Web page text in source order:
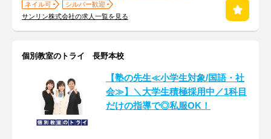
ネイル可
シルバー歓迎
サンリン株式会社の求人一覧を見る
個別教室のトライ 長野本校
【塾の先生≪小学生対象/国語・社
会≫】＼大学生積極採用中／1科目
だけの指導で◎私服OK！